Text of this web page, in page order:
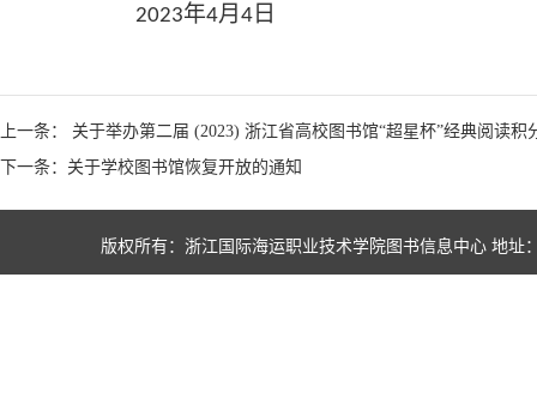
2023年4月 4 日
上一条： 关于举办第二届 (2023) 浙江省高校图书馆“超星杯”经典阅读积
下一条：关于学校图书馆恢复开放的通知
版权所有：浙江国际海运职业技术学院图书信息中心 地